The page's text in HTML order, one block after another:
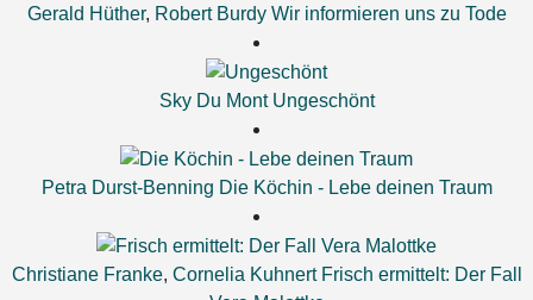
Gerald Hüther, Robert Burdy Wir informieren uns zu Tode
Sky Du Mont Ungeschönt
Petra Durst-Benning Die Köchin - Lebe deinen Traum
Christiane Franke, Cornelia Kuhnert Frisch ermittelt: Der Fall